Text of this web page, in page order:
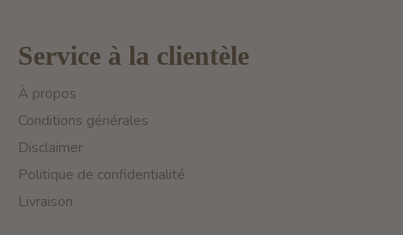
Service à la clientèle
À propos
Conditions générales
Disclaimer
Politique de confidentialité
Livraison